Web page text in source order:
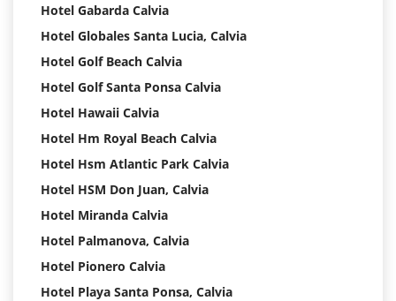
Hotel Gabarda Calvia
Hotel Globales Santa Lucia, Calvia
Hotel Golf Beach Calvia
Hotel Golf Santa Ponsa Calvia
Hotel Hawaii Calvia
Hotel Hm Royal Beach Calvia
Hotel Hsm Atlantic Park Calvia
Hotel HSM Don Juan, Calvia
Hotel Miranda Calvia
Hotel Palmanova, Calvia
Hotel Pionero Calvia
Hotel Playa Santa Ponsa, Calvia